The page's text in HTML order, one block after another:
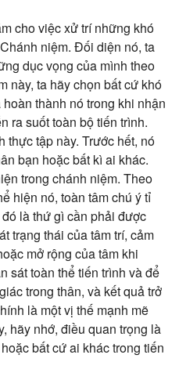
cho việc xử trí những khó
niệm. Đối diện nó, ta
dục vọng của mình theo
này, ta hãy chọn bất cứ khó
thành nó trong khi nhận
ra suốt toàn bộ tiến trình.
thực tập này. Trước hết, nó
bạn hoặc bất kì ai khác.
trong chánh niệm. Theo
hiện nó, toàn tâm chú ý tỉ
là thứ gì cần phải được
trạng thái của tâm trí, cảm
mở rộng của tâm khi
sát toàn thể tiến trình và để
trong thân, và kết quả trở
là một vị thế mạnh mẽ
hãy nhớ, điều quan trọng là
bất cứ ai khác trong tiến